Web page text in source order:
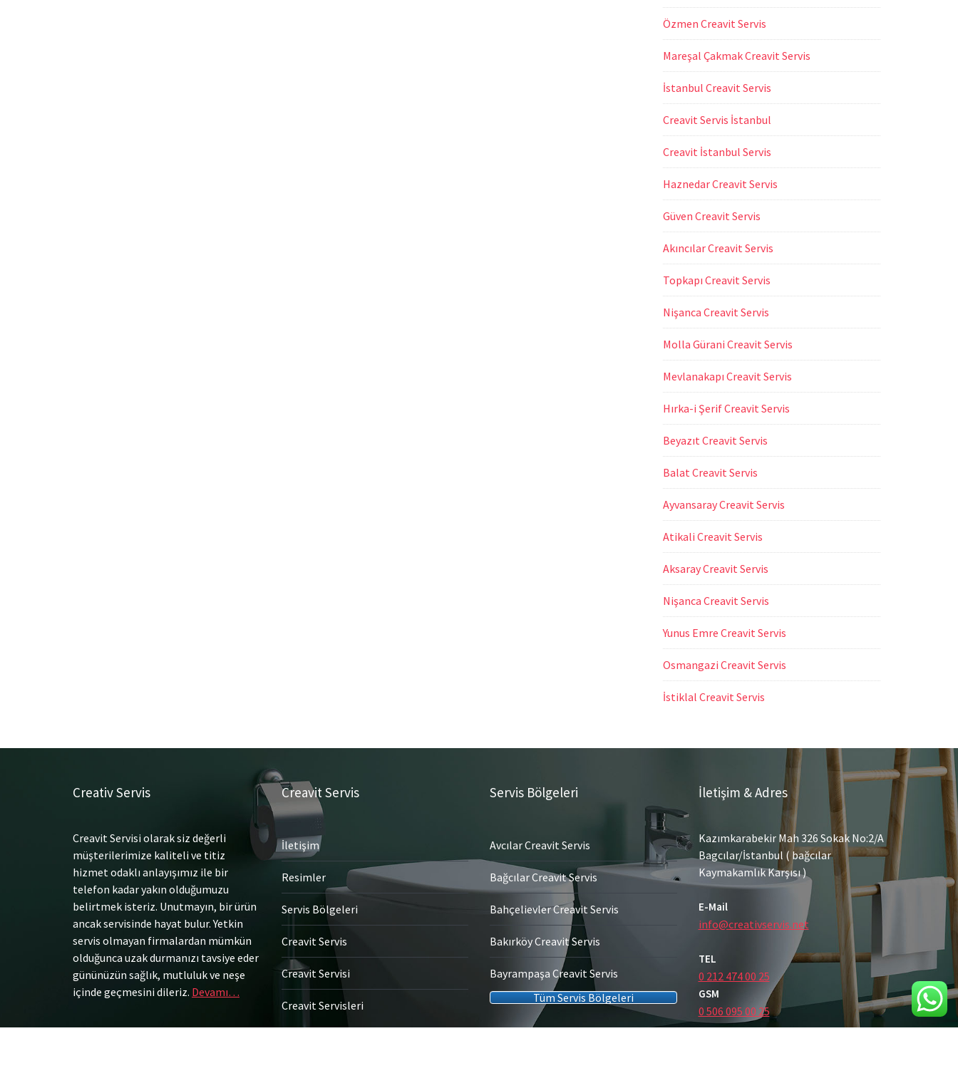
Özmen Creavit Servis
Mareşal Çakmak Creavit Servis
İstanbul Creavit Servis
Creavit Servis İstanbul
Creavit İstanbul Servis
Haznedar Creavit Servis
Güven Creavit Servis
Akıncılar Creavit Servis
Topkapı Creavit Servis
Nişanca Creavit Servis
Molla Gürani Creavit Servis
Mevlanakapı Creavit Servis
Hırka-i Şerif Creavit Servis
Beyazıt Creavit Servis
Balat Creavit Servis
Ayvansaray Creavit Servis
Atikali Creavit Servis
Aksaray Creavit Servis
Nişanca Creavit Servis
Yunus Emre Creavit Servis
Osmangazi Creavit Servis
İstiklal Creavit Servis
Creativ Servis
Creavit Servisi olarak siz değerli
müşterilerimize kaliteli ve titiz
hizmet odaklı anlayışımız ile bir
telefon kadar yakın olduğumuzu
belirtmek isteriz. Unutmayın, bir ürün
ancak servisinde hayat bulur. Yetkin
servis olmayan firmalardan mümkün
olduğunca uzak durmanızı tavsiye eder
gününüzün sağlık, mutluluk ve neşe
içinde geçmesini dileriz. Devamı…
Creavit Servis
İletişim
Resimler
Servis Bölgeleri
Creavit Servis
Creavit Servisi
Creavit Servisleri
Servis Bölgeleri
Avcılar Creavit Servis
Bağcılar Creavit Servis
Bahçelievler Creavit Servis
Bakırköy Creavit Servis
Bayrampaşa Creavit Servis
Tüm Servis Bölgeleri
İletişim & Adres
Kazımkarabekir Mah 326 Sokak No:2/A
Bagcılar/İstanbul ( bağcılar
Kaymakamlık Karşısı )
E-Mail
info@creativservis.net
TEL
0 212 474 00 25
GSM
0 506 095 00 25